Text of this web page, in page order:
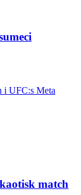
i UFC:s Meta
match